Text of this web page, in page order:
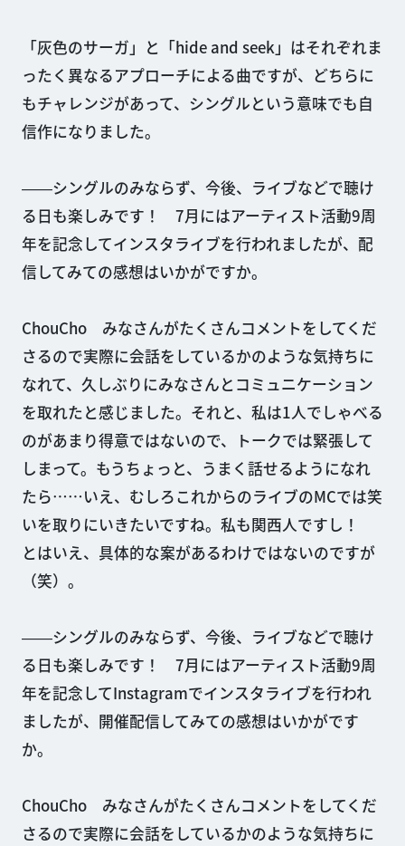
「灰色のサーガ」と「hide and seek」はそれぞれま
ったく異なるアプローチによる曲ですが、どちらに
もチャレンジがあって、シングルという意味でも自
信作になりました。
――シングルのみならず、今後、ライブなどで聴け
る日も楽しみです！ 7月にはアーティスト活動9周
年を記念してインスタライブを行われましたが、配
信してみての感想はいかがですか。
ChouCho みなさんがたくさんコメントをしてくだ
さるので実際に会話をしているかのような気持ちに
なれて、久しぶりにみなさんとコミュニケーション
を取れたと感じました。それと、私は1人でしゃべる
のがあまり得意ではないので、トークでは緊張して
しまって。もうちょっと、うまく話せるようになれ
たら……いえ、むしろこれからのライブのMCでは笑
いを取りにいきたいですね。私も関西人ですし！
とはいえ、具体的な案があるわけではないのですが
（笑）。
――シングルのみならず、今後、ライブなどで聴け
る日も楽しみです！ 7月にはアーティスト活動9周
年を記念してInstagramでインスタライブを行われ
ましたが、開催配信してみての感想はいかがです
か。
ChouCho みなさんがたくさんコメントをしてくだ
さるので実際に会話をしているかのような気持ちに